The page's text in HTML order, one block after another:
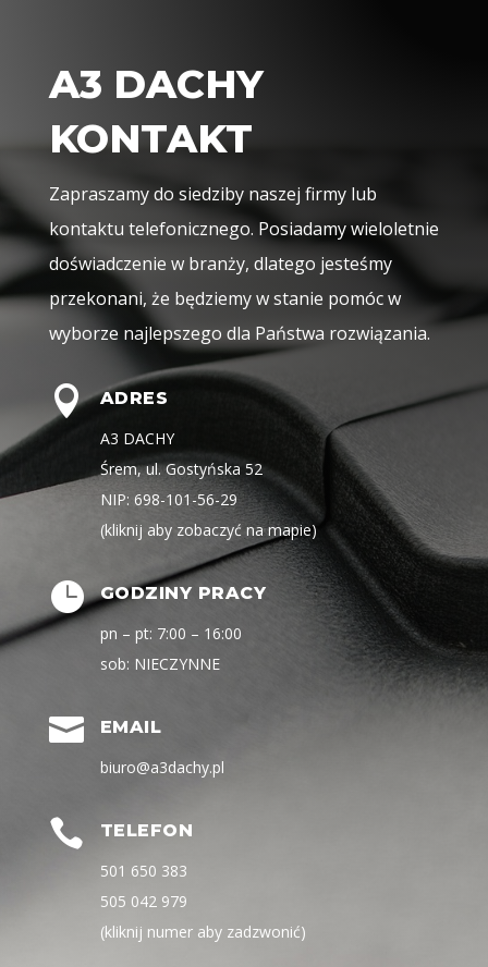
A3 DACHY
KONTAKT
Zapraszamy do siedziby naszej firmy lub
kontaktu telefonicznego. Posiadamy wieloletnie
doświadczenie w branży, dlatego jesteśmy
przekonani, że będziemy w stanie pomóc w
wyborze najlepszego dla Państwa rozwiązania.

ADRES
A3 DACHY
Śrem, ul. Gostyńska 52
NIP: 698-101-56-29
(kliknij aby zobaczyć na mapie)

GODZINY PRACY
pn – pt: 7:00 – 16:00
sob: NIECZYNNE

EMAIL
biuro@a3dachy.pl

TELEFON
501 650 383
505 042 979
(kliknij numer aby zadzwonić)